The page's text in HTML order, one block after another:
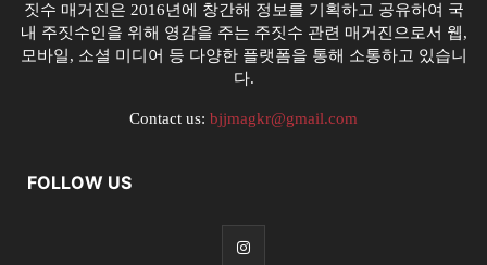
짓수 매거진은 2016년에 창간해 정보를 기획하고 공유하여 국
내 주짓수인을 위해 영감을 주는 주짓수 관련 매거진으로서 웹,
모바일, 소셜 미디어 등 다양한 플랫폼을 통해 소통하고 있습니
다.
Contact us: bjjmagkr@gmail.com
FOLLOW US